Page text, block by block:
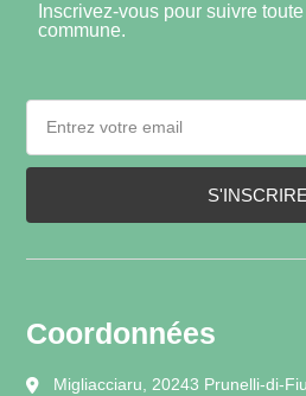
Inscrivez-vous pour suivre
commune.
S'INSCRIRE
Coordonnées
Migliacciaru, 20243 Prunelli-di-